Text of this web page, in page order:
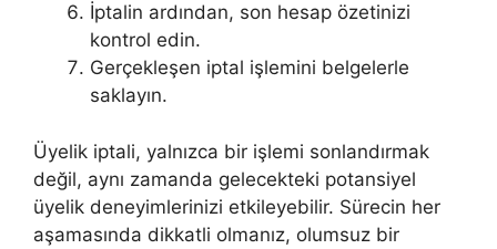
İptalin ardından, son hesap özetinizi
kontrol edin.
Gerçekleşen iptal işlemini belgelerle
saklayın.
Üyelik iptali, yalnızca bir işlemi sonlandırmak
değil, aynı zamanda gelecekteki potansiyel
üyelik deneyimlerinizi etkileyebilir. Sürecin her
aşamasında dikkatli olmanız, olumsuz bir